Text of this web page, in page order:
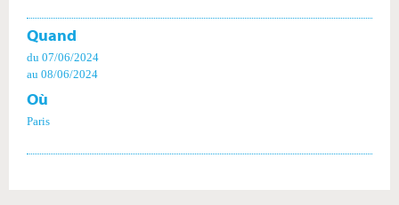
Quand
du 07/06/2024
au 08/06/2024
Où
Paris